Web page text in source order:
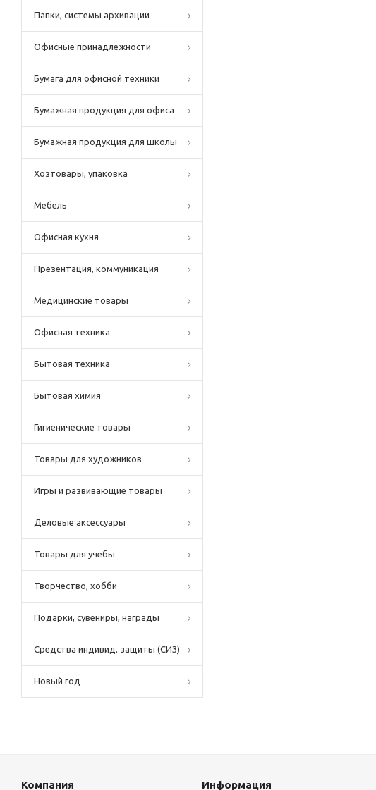
Папки, системы архивации
Офисные принадлежности
Бумага для офисной техники
Бумажная продукция для офиса
Бумажная продукция для школы
Хозтовары, упаковка
Мебель
Офисная кухня
Презентация, коммуникация
Медицинские товары
Офисная техника
Бытовая техника
Бытовая химия
Гигиенические товары
Товары для художников
Игры и развивающие товары
Деловые аксессуары
Товары для учебы
Творчество, хобби
Подарки, сувениры, награды
Средства индивид. защиты (СИЗ)
Новый год
Компания Информация